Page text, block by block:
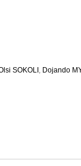
SOKOLI , Dojando